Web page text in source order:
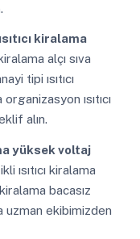
kiralama
alçı sıva
tipi ısıtıcı
ısıtıcı
alın.
yüksek voltaj
ısıtıcı kiralama
kiralama bacasız
uzman ekibimizden